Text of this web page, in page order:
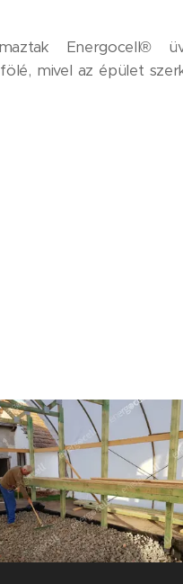
Energocell®
mivel az épület